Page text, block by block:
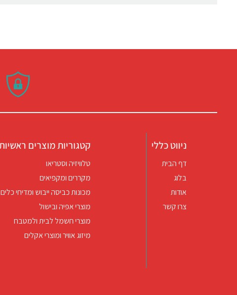
ניווט כללי
דף הבית
בלוג
אודות
צרו קשר
קטגוריות מוצרים
טלוויזיה וסטריאו
מקררים ומקפיאים
מכונות כביסה ייבוש ומדיחי כלים
מוצרי אפיה ובישול
מוצרי חשמל לבית ולמטבח
מיזוג אוויר ומוצרי אקלים